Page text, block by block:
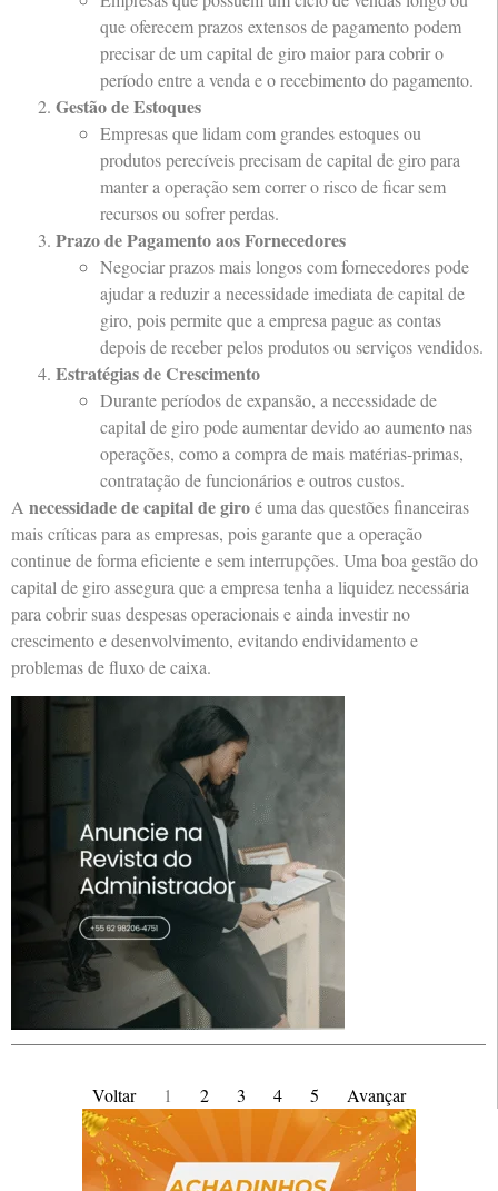
que oferecem prazos extensos de pagamento podem
precisar de um capital de giro maior para cobrir o
período entre a venda e o recebimento do pagamento.
Gestão de Estoques
Empresas que lidam com grandes estoques ou
produtos perecíveis precisam de capital de giro para
manter a operação sem correr o risco de ficar sem
recursos ou sofrer perdas.
Prazo de Pagamento aos Fornecedores
Negociar prazos mais longos com fornecedores pode
ajudar a reduzir a necessidade imediata de capital de
giro, pois permite que a empresa pague as contas
depois de receber pelos produtos ou serviços vendidos.
Estratégias de Crescimento
Durante períodos de expansão, a necessidade de
capital de giro pode aumentar devido ao aumento nas
operações, como a compra de mais matérias-primas,
contratação de funcionários e outros custos.
A necessidade de capital de giroé uma das questões financeiras
mais críticas para as empresas, pois garante que a operação
continue de forma eficiente e sem interrupções. Uma boa gestão do
capital de giro assegura que a empresa tenha a liquidez necessária
para cobrir suas despesas operacionais e ainda investir no
crescimento e desenvolvimento, evitando endividamento e
problemas de fluxo de caixa.
Voltar 1 2 3 4 5 Avançar